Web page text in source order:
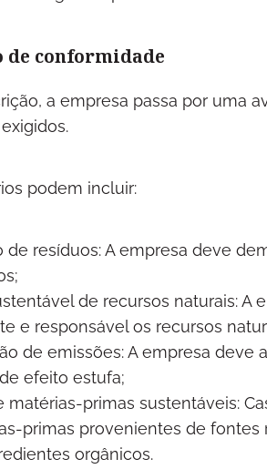
de conformidade
a empresa passa por uma
podem incluir:
de resíduos: A empresa deve
de recursos naturais: A
e responsável os recursos
de emissões: A empresa deve
efeito estufa;
matérias-primas sustentáveis:
primas provenientes de
orgânicos.